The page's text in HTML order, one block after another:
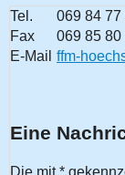
Tel.
069 84 77
Fax
069 85 80
E-Mail ffm-
Eine
Die mit *